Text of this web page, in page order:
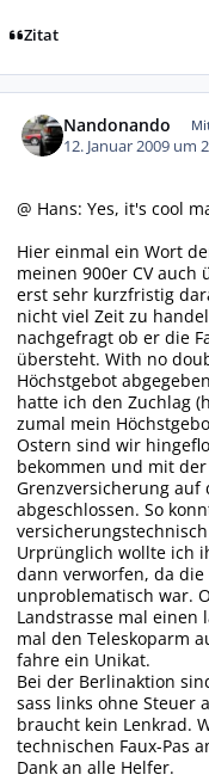
Zitat
Nandonando
12. Januar 2009 um
@ Hans: Yes, it's cool
Hier einmal ein Wort
meinen 900er CV
erst sehr kurzfristig
nicht viel Zeit zu
nachgefragt ob er die
übersteht. With no
Höchstgebot
hatte ich den Zuchlag
zumal mein
Ostern sind wir
bekommen und mit
Grenzversicherung auf
abgeschlossen. So
Urprünglich wollte ich
dann verworfen, da
unproblematisch war.
Landstrasse mal einen
mal den Teleskoparm
fahre ein Unikat.
Bei der Berlinaktion
sass links ohne Steuer
braucht kein Lenkrad.
technischen Faux-Pas
Dank an alle Helfer.